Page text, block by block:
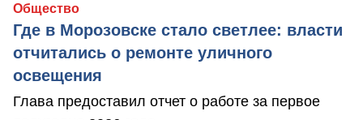
Общество
Где в Морозовске стало светлее: власти
отчитались о ремонте уличного
освещения
Глава предоставил отчет о работе за первое